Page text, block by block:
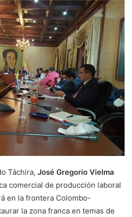
Táchira, José Gregorio Vielma
comercial de producción laboral
en la frontera Colombo-
la zona franca en temas de